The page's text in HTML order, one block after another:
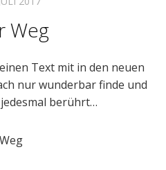
Weg
Text mit in den neuen
nur wunderbar finde und
berührt…
Weg